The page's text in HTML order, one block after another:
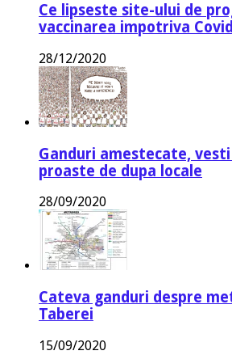
Ce lipseste site-ului de
vaccinarea impotriva
28/12/2020
Ganduri amestecate,
proaste de dupa locale
28/09/2020
Cateva ganduri despre
Taberei
15/09/2020